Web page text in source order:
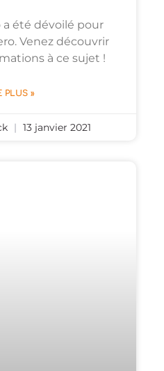
a été dévoilé pour
Venez découvrir
à ce sujet !
PLUS »
13 janvier 2021